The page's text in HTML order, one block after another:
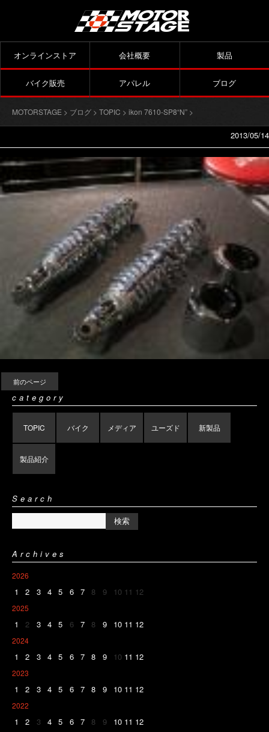
オンラインストア 会社概要 製品
バイク販売 アパレル ブログ
MOTORSTAGE > ブログ > TOPIC > ikon 7610-SP8“N” >
2013/05/14
前のページ
category
TOPIC バイク メディア ユーズド 新製品
製品紹介
Search
Archives
2026
1 2 3 4 5 6 7 8 9 10 11 12
2025
1 2 3 4 5 6 7 8 9 10 11 12
2024
1 2 3 4 5 6 7 8 9 10 11 12
2023
1 2 3 4 5 6 7 8 9 10 11 12
2022
1 2 3 4 5 6 7 8 9 10 11 12